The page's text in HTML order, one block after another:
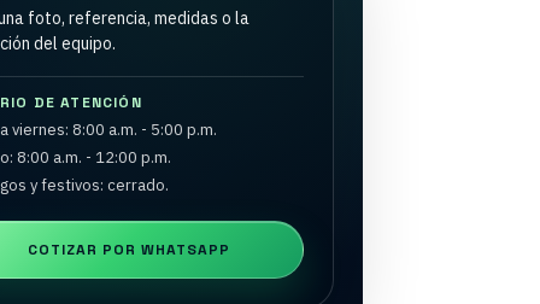
foto, referencia, medidas o la
del equipo.
DE ATENCIÓN
viernes: 8:00 a.m. - 5:00 p.m.
8:00 a.m. - 12:00 p.m.
y festivos: cerrado.
COTIZAR POR WHATSAPP